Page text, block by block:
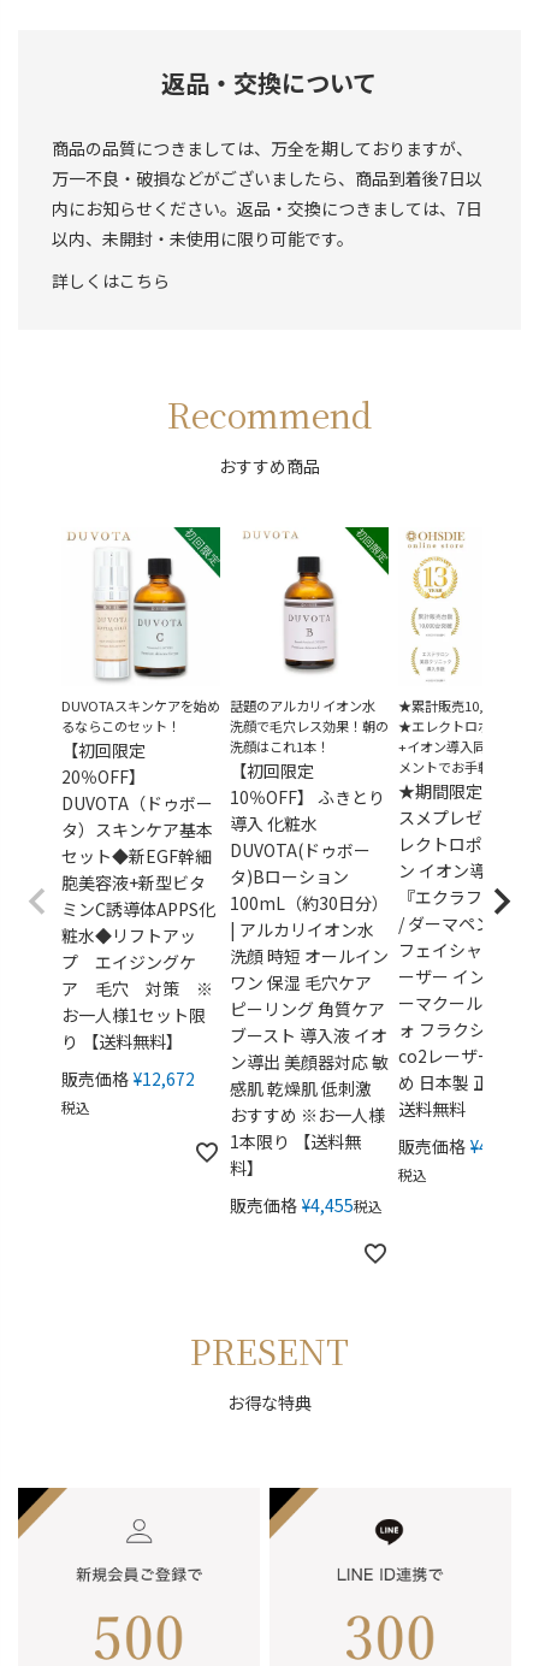
返品・交換について
商品の品質につきましては、万全を期しておりますが、
万一不良・破損などがございましたら、商品到着後7日以
内にお知らせください。返品・交換につきましては、7日
以内、未開封・未使用に限り可能です。
詳しくはこちら
Recommend
おすすめ商品
DUVOTAスキンケアを始め
るならこのセット！
【初回限定
20％OFF】
DUVOTA（ドゥボー
タ）スキンケア基本
セット◆新EGF幹細
胞美容液+新型ビタ
ミンC誘導体APPS化
粧水◆リフトアッ
プ エイジングケ
ア 毛穴 対策 ※
お一人様1セット限
り 【送料無料】
販売価格 ¥12,672
税込
話題のアルカリイオン水
洗顔で毛穴レス効果！朝の
洗顔はこれ1本！
【初回限定
10％OFF】 ふきとり
導入 化粧水
DUVOTA(ドゥボー
タ)Bローション
100mL（約30日分）
| アルカリイオン水
洗顔 時短 オールイン
ワン 保湿 毛穴ケア
ピーリング 角質ケア
ブースト 導入液 イオ
ン導出 美顔器対応 敏
感肌 乾燥肌 低刺激
おすすめ ※お一人様
1本限り 【送料無
料】
販売価格 ¥4,455税込
★累計販売10,000台突
★エレクトロポレーシ
+イオン導入同時トリ
メントでお手軽美肌
★期間限定★導入
スメプレゼント！
レクトロポレーシ
ン イオン導入 美
『エクラフレーズ
/ ダーマペン フォ
フェイシャル ピ
ーザー インディ
ーマクール アリ
ォ フラクショナル
co2レーザー おす
め 日本製 正規販
送料無料
販売価格 ¥49,280
税込
PRESENT
お得な特典